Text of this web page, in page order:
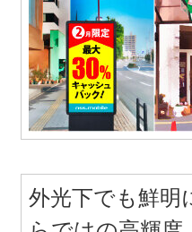
外光下でも鮮明